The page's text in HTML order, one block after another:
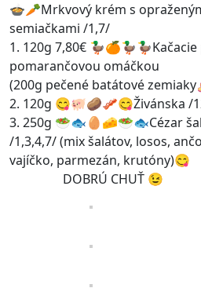
🍲🥕Mrkvový krém s
semiačkami /1,7/
1. 120g 7,80€
pomarančovou omáčkou
(200g pečené batátové
2. 120g 😋🐖🥔🥓😋Živánska /
3. 250g 🥗🐟🥚🧀🥗🐟Cézar
/1,3,4,7/ (mix šalátov, losos,
vajíčko, parmezán, krutóny)😋
DOBRÚ CHUŤ 😉